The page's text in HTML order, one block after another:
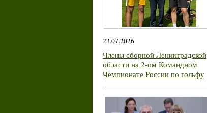
23.07.2026
Члены сборной Ленинградской
области на 2-ом Командном
Чемпионате России по гольфу